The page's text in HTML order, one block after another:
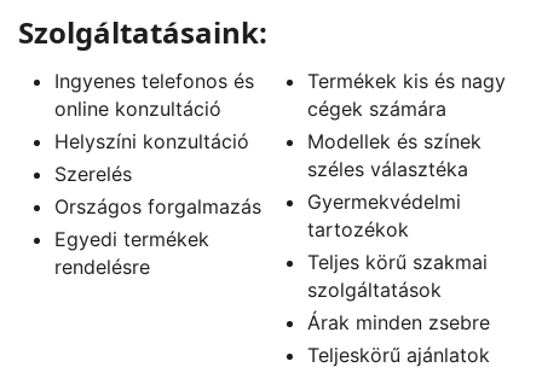
Szolgáltatásaink:
Ingyenes telefonos és
online konzultáció
Helyszíni konzultáció
Szerelés
Országos forgalmazás
Egyedi termékek
rendelésre
Termékek kis és nagy
cégek számára
Modellek és színek
széles választéka
Gyermekvédelmi
tartozékok
Teljes körű szakmai
szolgáltatások
Árak minden zsebre
Teljeskörű ajánlatok